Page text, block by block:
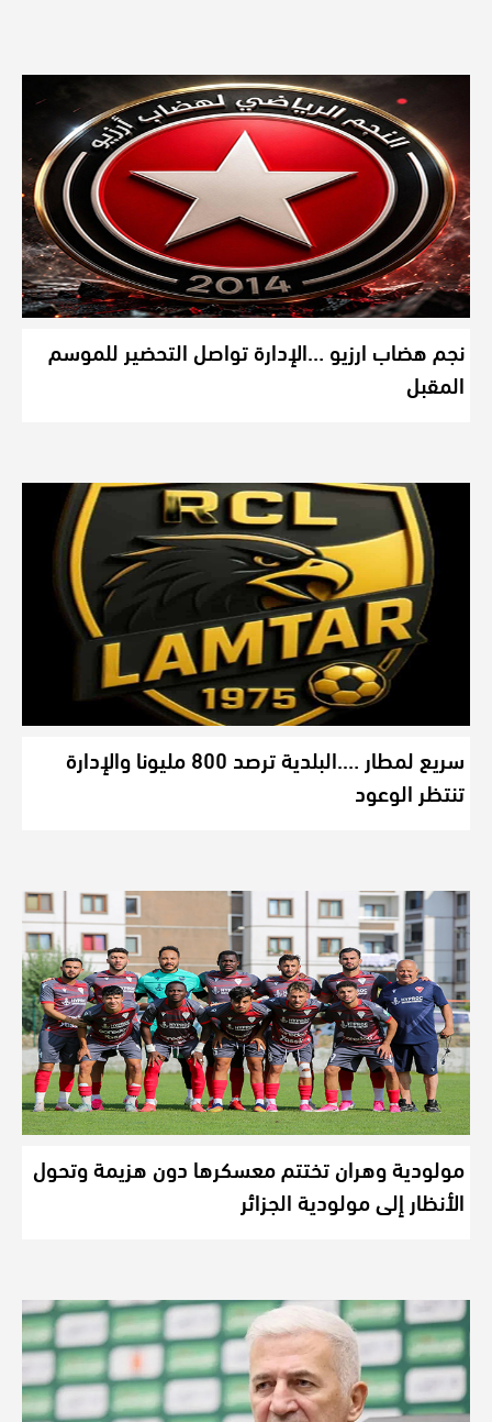
نجم هضاب ارزيو …الإدارة تواصل التحضير للموسم
المقبل
سريع لمطار ….البلدية ترصد 800 مليونا والإدارة
تنتظر الوعود
مولودية وهران تختتم معسكرها دون هزيمة وتحول
الأنظار إلى مولودية الجزائر